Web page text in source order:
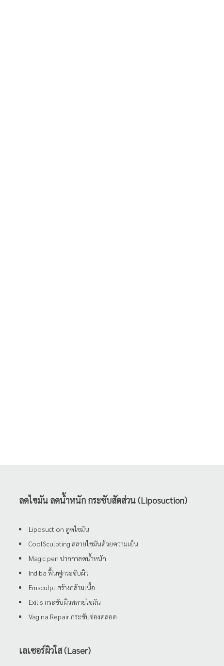
ลดไขมัน ลดน้ำหนัก กระชับสัดส่วน (Liposuction)
Liposuction ดูดไขมัน
CoolSculpting สลายไขมันด้วยความเย็น
Magic pen ปากกาลดน้ำหนัก
Indiba ฟื้นฟูกระชับผิว
Emsculpt สร้างกล้ามเนื้อ
Exilis กระชับผิวสลายไขมัน
Vagina Repair กระชับช่องคลอด
เลเซอร์ผิวใส (Laser)